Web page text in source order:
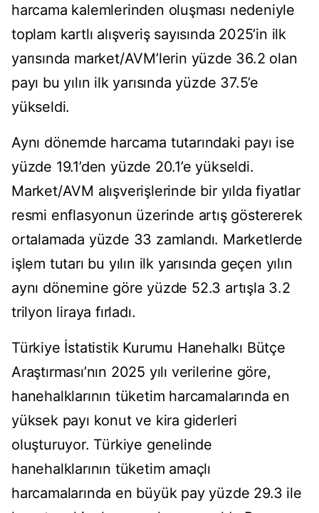
harcama ka­lemlerinden oluşması nede­niyle
toplam kartlı alışveriş sayısında 2025’in ilk
yarısında market/AVM’lerin yüzde 36.2 olan
payı bu yılın ilk yarısında yüz­de 37.5’e
yükseldi.
Aynı dönemde harcama tutarında­ki payı ise
yüzde 19.1’den yüzde 20.1’e yükseldi.
Market/AVM alışverişlerin­de bir yılda fiyatlar
resmi enflasyonun üzerinde artış göstererek
ortalamada yüzde 33 zamlandı. Marketlerde
iş­lem tutarı bu yılın ilk yarısında geçen yılın
aynı dönemine göre yüzde 52.3 artışla 3.2
trilyon liraya fırladı.
Türkiye İstatistik Kurumu Hanehalkı Bütçe
Araştırması’nın 2025 yılı verilerine göre,
hanehalklarının tüketim harcamalarında en
yüksek payı konut ve kira giderleri
oluşturuyor. Türkiye genelinde
hanehalklarının tüketim amaçlı
harcamalarında en büyük pay yüzde 29.3 ile